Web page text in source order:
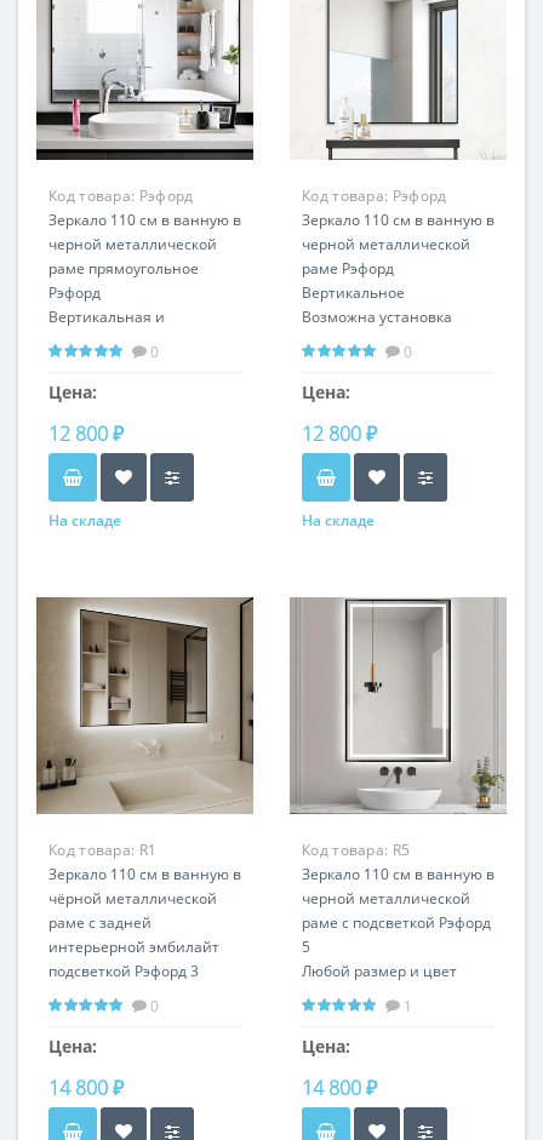
Код товара: Рэфорд
RS18096
Зеркало 110 см в ванную в
черной металлической
раме прямоугольное
Рэфорд
Вертикальная и
горизонтальная
установка Любой размер
и цвет рамы
0
Цена:
12 800 ₽
На складе
Код товара: Рэфорд
Вертикальное RS14147
Зеркало 110 см в ванную в
черной металлической
раме Рэфорд
Вертикальное
Возможна установка
подсветки Любой размер
0
Цена:
12 800 ₽
На складе
Код товара: R1
Зеркало 110 см в ванную в
чёрной металлической
раме с задней
интерьерной эмбилайт
подсветкой Рэфорд 3
Вертикальная и
горизонтальная
установка Любой размер
0
Цена:
14 800 ₽
Код товара: R5
Зеркало 110 см в ванную в
черной металлической
раме с подсветкой Рэфорд
5
Любой размер и цвет
рамы Вертикальное и
горизонтальное
расположение
1
Цена:
14 800 ₽